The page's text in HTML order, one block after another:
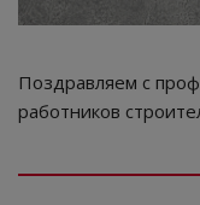
Поздравляем с
работников